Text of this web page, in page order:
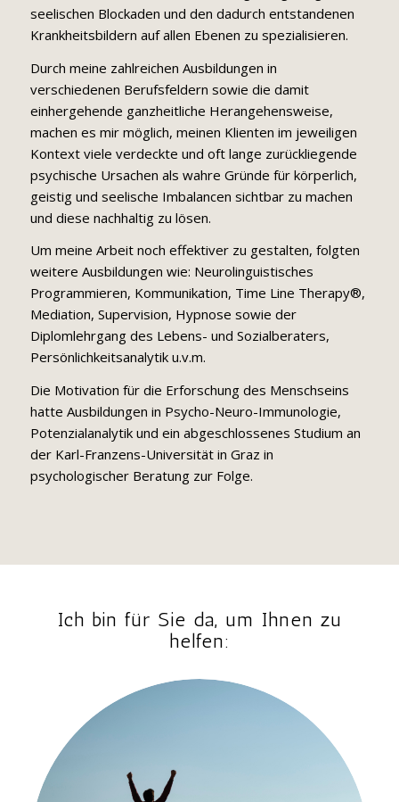
seelischen Blockaden und den dadurch entstandenen
Krankheitsbildern auf allen Ebenen zu spezialisieren.
Durch meine zahlreichen Ausbildungen in
verschiedenen Berufsfeldern sowie die damit
einhergehende ganzheitliche Herangehensweise,
machen es mir möglich, meinen Klienten im jeweiligen
Kontext viele verdeckte und oft lange zurückliegende
psychische Ursachen als wahre Gründe für körperlich,
geistig und seelische Imbalancen sichtbar zu machen
und diese nachhaltig zu lösen.
Um meine Arbeit noch effektiver zu gestalten, folgten
weitere Ausbildungen wie: Neurolinguistisches
Programmieren, Kommunikation, Time Line Therapy®,
Mediation, Supervision, Hypnose sowie der
Diplomlehrgang des Lebens- und Sozialberaters,
Persönlichkeitsanalytik u.v.m.
Die Motivation für die Erforschung des Menschseins
hatte Ausbildungen in Psycho-Neuro-Immunologie,
Potenzialanalytik und ein abgeschlossenes Studium an
der Karl-Franzens-Universität in Graz in
psychologischer Beratung zur Folge.
Ich bin für Sie da, um Ihnen zu
helfen: